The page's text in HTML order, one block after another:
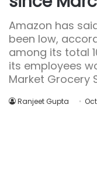
Amazon has
been low,
among its total
its employees
Market Grocery
Ranjeet Gupta